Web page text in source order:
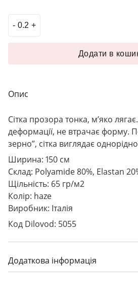
Опис
Сітка прозора тонка, м’яко
деформації, не втрачає форму.
зерно”, сітка виглядає
Ширина: 150 см
Склад: Polyamide 80%, Elastan
Щільність: 65 гр/м2
Колір: haze
Виробник: Італія
Код Dilovod: 5055
Додаткова інформація
Сітка еластична Alicante шир.150
Додати в